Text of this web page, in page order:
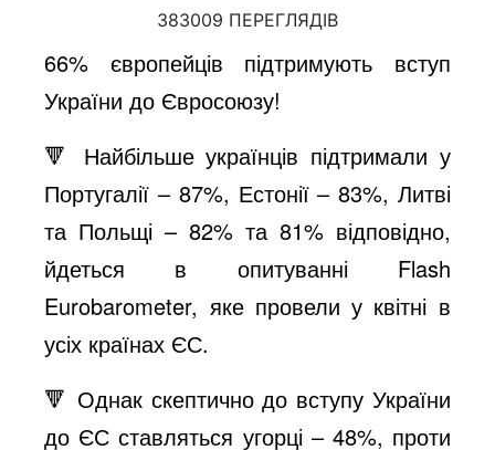
383009 ПЕРЕГЛЯДІВ
66% європейців підтримують вступ
України до Євросоюзу!
🔻 Найбільше українців підтримали у
Португалії – 87%, Естонії – 83%, Литві
та Польщі – 82% та 81% відповідно,
йдеться в опитуванні Flash
Eurobarometer, яке провели у квітні в
усіх країнах ЄС.
🔻 Однак скептично до вступу України
до ЄС ставляться угорці – 48%, проти